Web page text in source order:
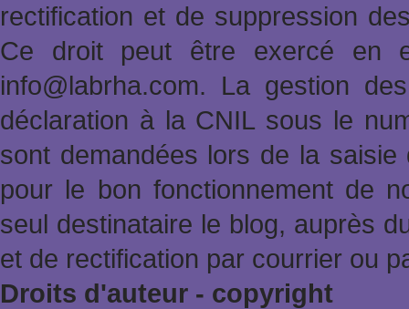
rectification et de suppression
Ce droit peut être exercé en
info@labrha.com. La gestion
déclaration à la CNIL sous le
sont demandées lors de la
pour le bon fonctionnement de
seul destinataire le blog, auprès
et de rectification par courrier ou
Droits d'auteur - copyright